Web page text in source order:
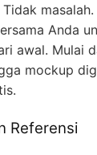
Anda
awal. Mulai
mockup
Referensi